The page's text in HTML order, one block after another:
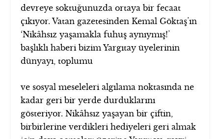
devreye soktuğunuzda ortaya bir fecaat
çıkıyor. Vatan gazetesinden Kemal Göktaş’ın
‘Nikâhsız yaşamakla fuhuş aynıymış!’
başlıklı haberi bizim Yargıtay üyelerinin
dünyayı, toplumu
ve sosyal meseleleri algılama noktasında ne
kadar geri bir yerde durduklarını
gösteriyor. Nikâhsız yaşayan bir çiftin,
birbirlerine verdikleri hediyeleri geri almak